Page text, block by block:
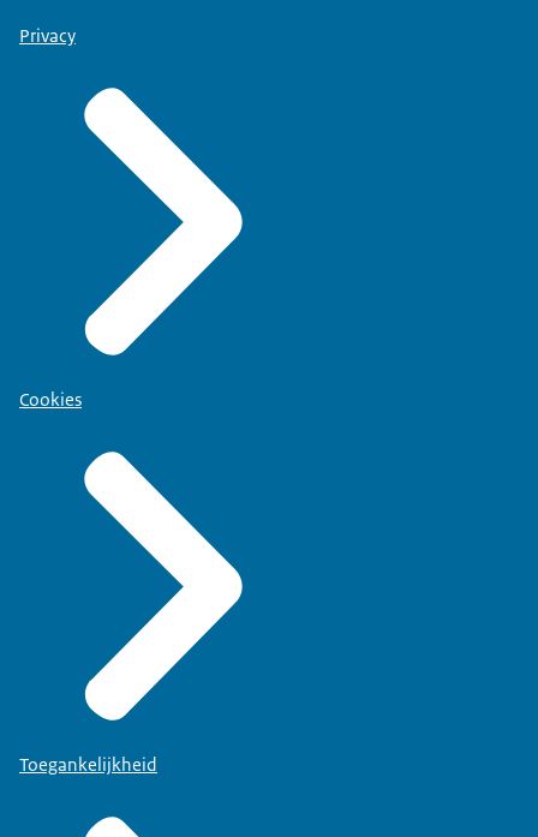
Privacy
Cookies
Toegankelijkheid